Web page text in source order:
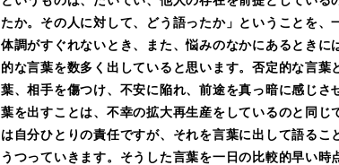
たか。その人に対して、どう語ったか」ということを、
体調がすぐれないとき、また、悩みのなかにあるときに
的な言葉を数多く出していると思います。否定的な言葉
葉、相手を傷つけ、不安に陥れ、前途を真っ暗に感じさ
葉を出すことは、不幸の拡大再生産をしているのと同じ
は自分ひとりの責任ですが、それを言葉に出して語るこ
うつっていきます。そうした言葉を一日の比較的早い時